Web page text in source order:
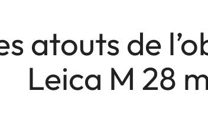
atouts de
Leica M 28